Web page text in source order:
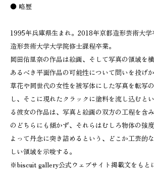
● 略歴
1995年兵庫県生まれ。2018年京都造形芸術大
造形芸術大学大学院修士課程卒業。
岡田佑里奈の作品は絵画、そして写真の領域を
あるべき平面作品の可能性について問いを投げか
草花や同世代の女性を被写体にした写真を転写
し、そこに現れたクラックに塗料を流し込むと
る彼女の作品は、写真と絵画の双方の工程を含
のどちらにも傾かず、それらはむしろ物体の強
よって丹念に突き詰めるという、どこか工芸的
しい領域を示唆する。
※biscuit gallery公式ウェブサイト掲載文をもと